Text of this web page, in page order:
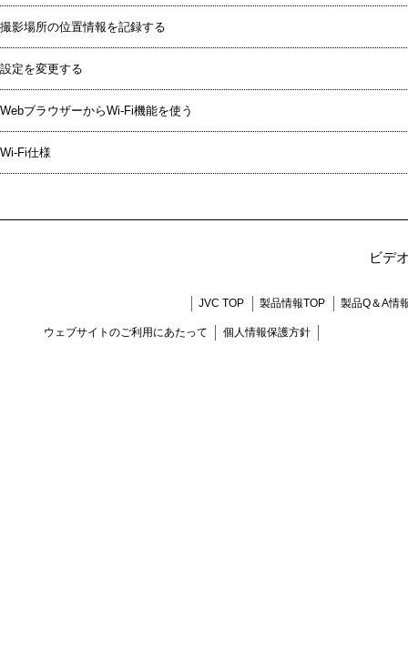
撮影場所の位置情報を記録する
設定を変更する
WebブラウザーからWi-Fi機能を使う
Wi-Fi仕様
ビデ
JVC TOP 製品情報TOP 製品Q＆A情
ウェブサイトのご利用にあたって 個人情報保護方針